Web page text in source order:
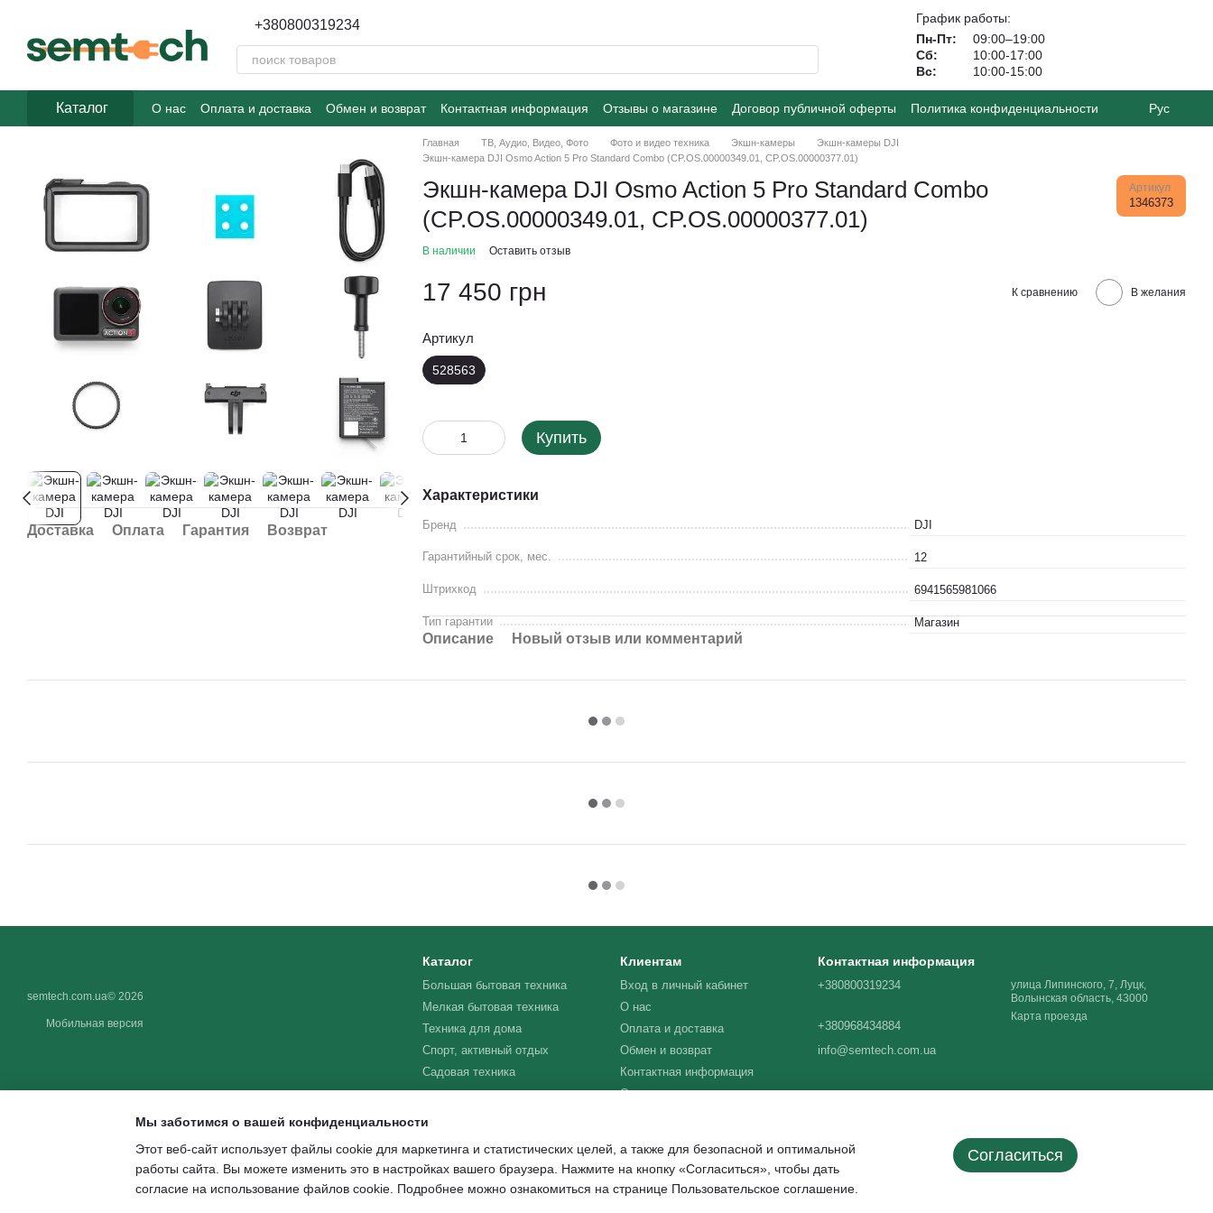
+380800319234
График работы:
Пн-Пт:
09:00–19:00
Сб:
10:00-17:00
Вс:
10:00-15:00
Каталог О нас Оплата и доставка Обмен и возврат Контактная информация Отзывы о магазине Договор публичной оферты Политика конфиденциальности Рус
Доставка Оплата Гарантия Возврат
Главная ТВ, Аудио, Видео, Фото Фото и видео техника Экшн-камеры
Экшн-камеры DJI
Экшн-камера DJI Osmo Action 5 Pro Standard Combo (CP.OS.00000349.01, CP.OS.00000377.01)
Экшн-камера DJI Osmo Action 5 Pro Standard Combo
(CP.OS.00000349.01, CP.OS.00000377.01)
Артикул
1346373
В наличии Оставить отзыв
17 450 грн К сравнению В желания
Артикул
528563
Купить
Характеристики
Бренд DJI
Гарантийный срок, мес. 12
Штрихкод 6941565981066
Тип гарантии Магазин
Описание Новый отзыв или комментарий
semtech.com.ua© 2026
Мобильная версия
Каталог
Большая бытовая техника
Мелкая бытовая техника
Техника для дома
Спорт, активный отдых
Садовая техника
Клиентам
Вход в личный кабинет
О нас
Оплата и доставка
Обмен и возврат
Контактная информация
Отзывы о магазине
конфиденциальности
Контактная информация
+380800319234
+380968434884
info@semtech.com.ua
улица Липинского, 7, Луцк,
Волынская область, 43000
Карта проезда
Мы заботимся о вашей конфиденциальности
Этот веб-сайт использует файлы cookie для маркетинга и статистических целей, а также для безопасной и оптимальной
работы сайта. Вы можете изменить это в настройках вашего браузера. Нажмите на кнопку «Согласиться», чтобы дать
согласие на использование файлов cookie. Подробнее можно ознакомиться на странице Пользовательское соглашение
Согласиться